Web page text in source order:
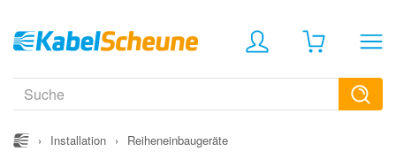
› Installation › Reiheneinbaugeräte